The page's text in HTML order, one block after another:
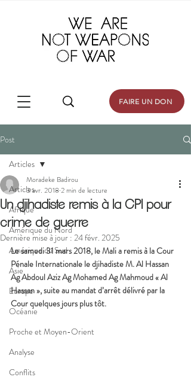
FAIRE UN DON
Post
Articles
Afrique
Amérique du Nord
Amérique du Sud
Asie
Europe
Océanie
Proche et Moyen-Orient
Analyse
Conflits
Articles
Un djihadiste remis à la CPI pour
crime de guerre
Moradeke Badirou
3 avr. 2018 2 min de lecture
Dernière mise à jour : 24 févr. 2025
Le samedi 31 mars 2018, le Mali a remis à la Cour
Pénale Internationale le djihadiste M. Al Hassan
Ag Abdoul Aziz Ag Mohamed Ag Mahmoud « Al
Hassan », suite au mandat d’arrêt délivré par la
Cour quelques jours plus tôt.